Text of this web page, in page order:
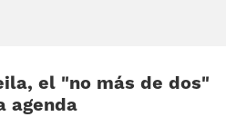
el «no más de dos»
agenda